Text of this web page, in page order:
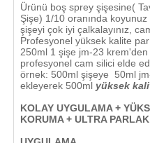
Ürünü boş sprey şişesine(
Şişe) 1/10 oranında
şişeyi çok iyi çalkalayınız,
Profesyonel yüksek kalite
250ml 1 şişe jm-23
profesyonel cam silici elde
örnek: 500ml şişeye 50ml
ekleyerek 500ml yüksek
KOLAY UYGULAMA +
KORUMA + ULTRA